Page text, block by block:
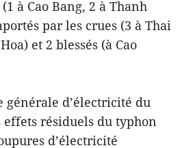
à Cao Bang, 2 à Thanh
par les crues (3 à Thai
et 2 blessés (à Cao
générale d’électricité du
effets résiduels du typhon
d’électricité